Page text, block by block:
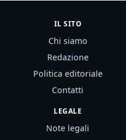
IL SITO
Chi siamo
Redazione
Politica editoriale
Contatti
LEGALE
Note legali